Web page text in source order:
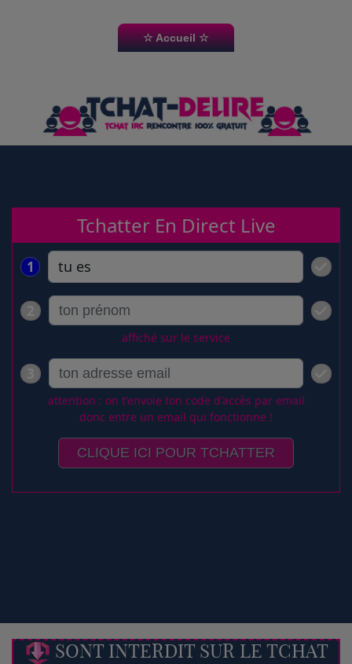
☆ Accueil ☆
SONT INTERDIT SUR LE TCHAT